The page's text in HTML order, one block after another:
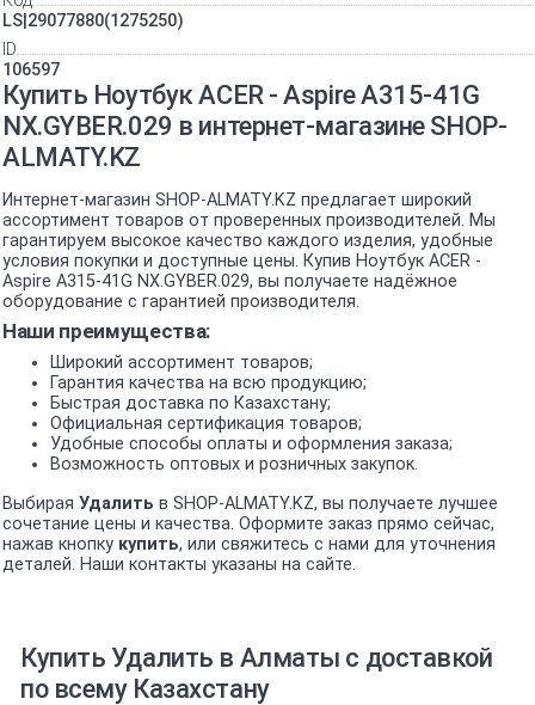
LS|29077880(1275250)
ID
106597
Купить Ноутбук ACER - Aspire A315-41G
NX.GYBER.029 в интернет-магазине SHOP-
ALMATY.KZ
Интернет-магазин SHOP-ALMATY.KZ предлагает широкий
ассортимент товаров от проверенных производителей. Мы
гарантируем высокое качество каждого изделия, удобные
условия покупки и доступные цены. Купив Ноутбук ACER -
Aspire A315-41G NX.GYBER.029, вы получаете надёжное
оборудование с гарантией производителя.
Наши преимущества:
Широкий ассортимент товаров;
Гарантия качества на всю продукцию;
Быстрая доставка по Казахстану;
Официальная сертификация товаров;
Удобные способы оплаты и оформления заказа;
Возможность оптовых и розничных закупок.
Выбирая Удалить в SHOP-ALMATY.KZ, вы получаете лучшее
сочетание цены и качества. Оформите заказ прямо сейчас,
нажав кнопку купить, или свяжитесь с нами для уточнения
деталей. Наши контакты указаны на сайте.
Купить Удалить в Алматы с доставкой
по всему Казахстану